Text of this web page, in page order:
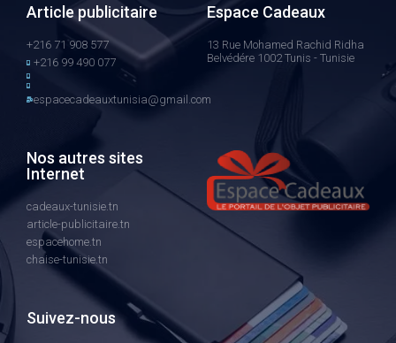
Article publicitaire
+216 71 908 577
+216 99 490 077
espacecadeauxtunisia@gmail.com
Espace Cadeaux
13 Rue Mohamed Rachid Ridha
Belvédére 1002 Tunis - Tunisie
Nos autres sites
Internet
cadeaux-tunisie.tn
article-publicitaire.tn
espacehome.tn
chaise-tunisie.tn
Suivez-nous